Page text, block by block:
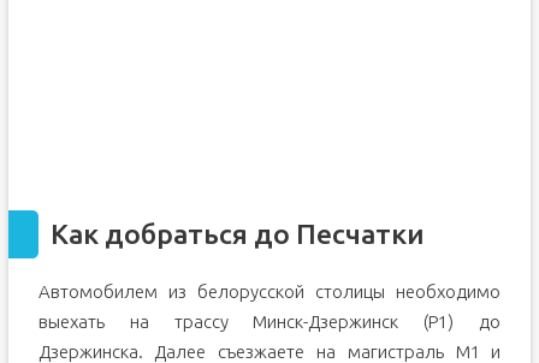
Как добраться до Песчатки
Автомобилем из белорусской столицы необходимо
выехать на трассу Минск-Дзержинск (P1) до
Дзержинска. Далее съезжаете на магистраль M1 и